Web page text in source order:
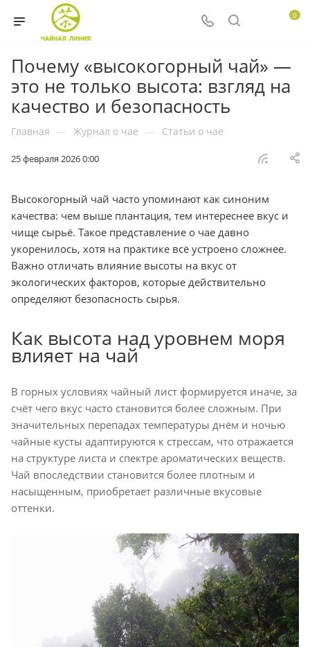
0
Почему «высокогорный чай» —
это не только высота: взгляд на
качество и безопасность
Главная — Журнал о чае — Статьи о чае
25 февраля 2026 0:00
Высокогорный чай часто упоминают как синоним
качества: чем выше плантация, тем интереснее вкус и
чище сырьё. Такое представление о чае давно
укоренилось, хотя на практике всё устроено сложнее.
Важно отличать влияние высоты на вкус от
экологических факторов, которые действительно
определяют безопасность сырья.
Как высота над уровнем моря
влияет на чай
В горных условиях чайный лист формируется иначе, за
счёт чего вкус часто становится более сложным. При
значительных перепадах температуры днём и ночью
чайные кусты адаптируются к стрессам, что отражается
на структуре листа и спектре ароматических веществ.
Чай впоследствии становится более плотным и
насыщенным, приобретает различные вкусовые
оттенки.